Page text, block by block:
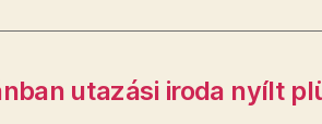
utazási iroda nyílt